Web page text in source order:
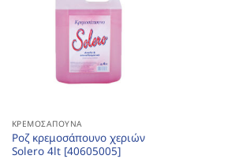
ΚΡΕΜΟΣΆΠΟΥΝΑ
Ροζ κρεμοσάπουνο χεριών
Solero 4lt [40605005]